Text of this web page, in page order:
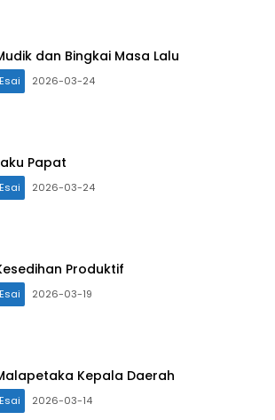
dan Bingkai Masa Lalu
Esai 2026-03-24
Papat
Esai 2026-03-24
Produktif
Esai 2026-03-19
Kepala Daerah
Esai 2026-03-14